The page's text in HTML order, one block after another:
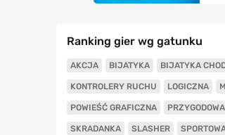
Ranking gier wg gatunku
AKCJA BIJATYKA BIJATYKA
KONTROLERY RUCHU LOGICZNA
POWIEŚĆ GRAFICZNA PRZYGODOWA
SKRADANKA SLASHER